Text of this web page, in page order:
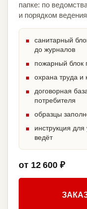
папке: по
и порядком
санитарный
до журналов
пожарный блок
охрана труда и
договорная
потребителя
образцы
инструкция
ведёт
от 12 600 ₽